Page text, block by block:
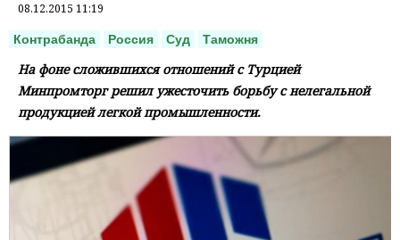
08.12.2015 11:19
Контрабанда Россия Суд Таможня
На фоне сложившихся отношений с Турцией
Минпромторг решил ужесточить борьбу с нелегальной
продукцией легкой промышленности.